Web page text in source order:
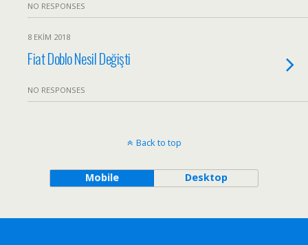
NO RESPONSES
8 EKIM 2018
Fiat Doblo Nesil Değişti
NO RESPONSES
Back to top
Mobile Desktop